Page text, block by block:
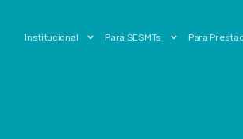
Institucional Para SESMTs Para